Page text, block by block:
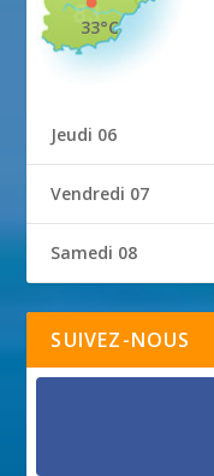
33°C
Jeudi 06
Vendredi 07
Samedi 08
SUIVEZ-NOUS